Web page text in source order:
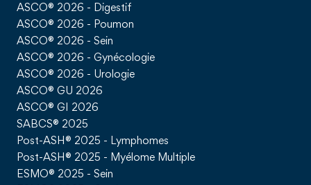
ASCO® 2026 - Digestif
ASCO® 2026 - Poumon
ASCO® 2026 - Sein
ASCO® 2026 - Gynécologie
ASCO® 2026 - Urologie
ASCO® GU 2026
ASCO® GI 2026
SABCS® 2025
Post-ASH® 2025 - Lymphomes
Post-ASH® 2025 - Myélome Multiple
ESMO® 2025 - Sein